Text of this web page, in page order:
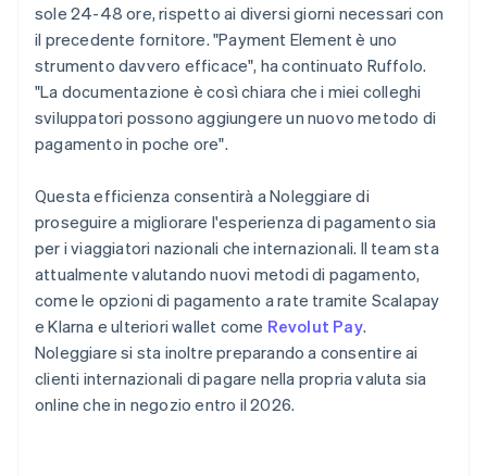
sole 24-48 ore, rispetto ai diversi giorni necessari con
il precedente fornitore. "Payment Element è uno
strumento davvero efficace", ha continuato Ruffolo.
"La documentazione è così chiara che i miei colleghi
sviluppatori possono aggiungere un nuovo metodo di
pagamento in poche ore".
Questa efficienza consentirà a Noleggiare di
proseguire a migliorare l'esperienza di pagamento sia
per i viaggiatori nazionali che internazionali. Il team sta
attualmente valutando nuovi metodi di pagamento,
come le opzioni di pagamento a rate tramite Scalapay
e Klarna e ulteriori wallet come Revolut Pay.
Noleggiare si sta inoltre preparando a consentire ai
clienti internazionali di pagare nella propria valuta sia
online che in negozio entro il 2026.